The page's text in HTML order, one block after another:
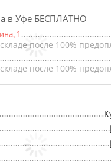
в Уфе БЕСПЛАТНО
1
после 100%
после 100%